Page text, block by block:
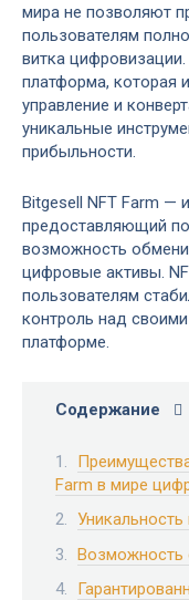
мира не позволяют
пользователям
витка
платформа, которая
управление и
уникальные
прибыльности.
Bitgesell NFT Farm —
предоставляющий
возможность
цифровые активы.
пользователям
контроль над
платформе.
Содержание
Farm в мире
Возможность